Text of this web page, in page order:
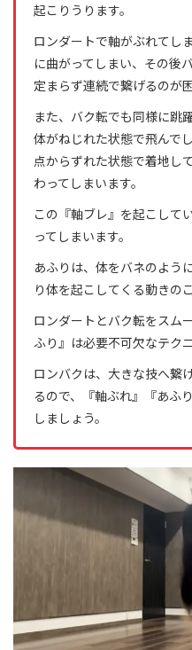
起こりうります。
ロンダートで軸がぶれてし
に曲がってしまい、その後
定まらず連続で繋げるのが
また、バク転でも同様に跳
体がねじれた状態で飛んで
点からずれた状態で着地し
わってしまいます。
この『軸ブレ』を起こして
ってしまいます。
あふりは、体をバネのよう
り体を起こしてくる動きの
ロンダートとバク転をスム
ふり』は必要不可欠なテク
ロンバクは、大きな技へ繋
るので、『軸ぶれ』『あふ
しましょう。